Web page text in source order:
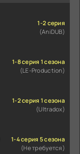
1-2 серия
(AniDUB)
1-8 серия 1 сезона
(LE-Production)
1-2 серия 1 сезона
(Ultradox)
1-4 серия 5 сезона
(Не требуется)